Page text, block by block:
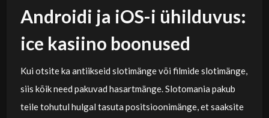
Androidi ja iOS-i ühilduvus:
ice kasiino boonused
Kui otsite ka antiikseid slotimänge või filmide slotimänge,
siis kõik need pakuvad hasartmänge. Slotomania pakub
teile tohutul hulgal tasuta positsioonimänge, et saaksite